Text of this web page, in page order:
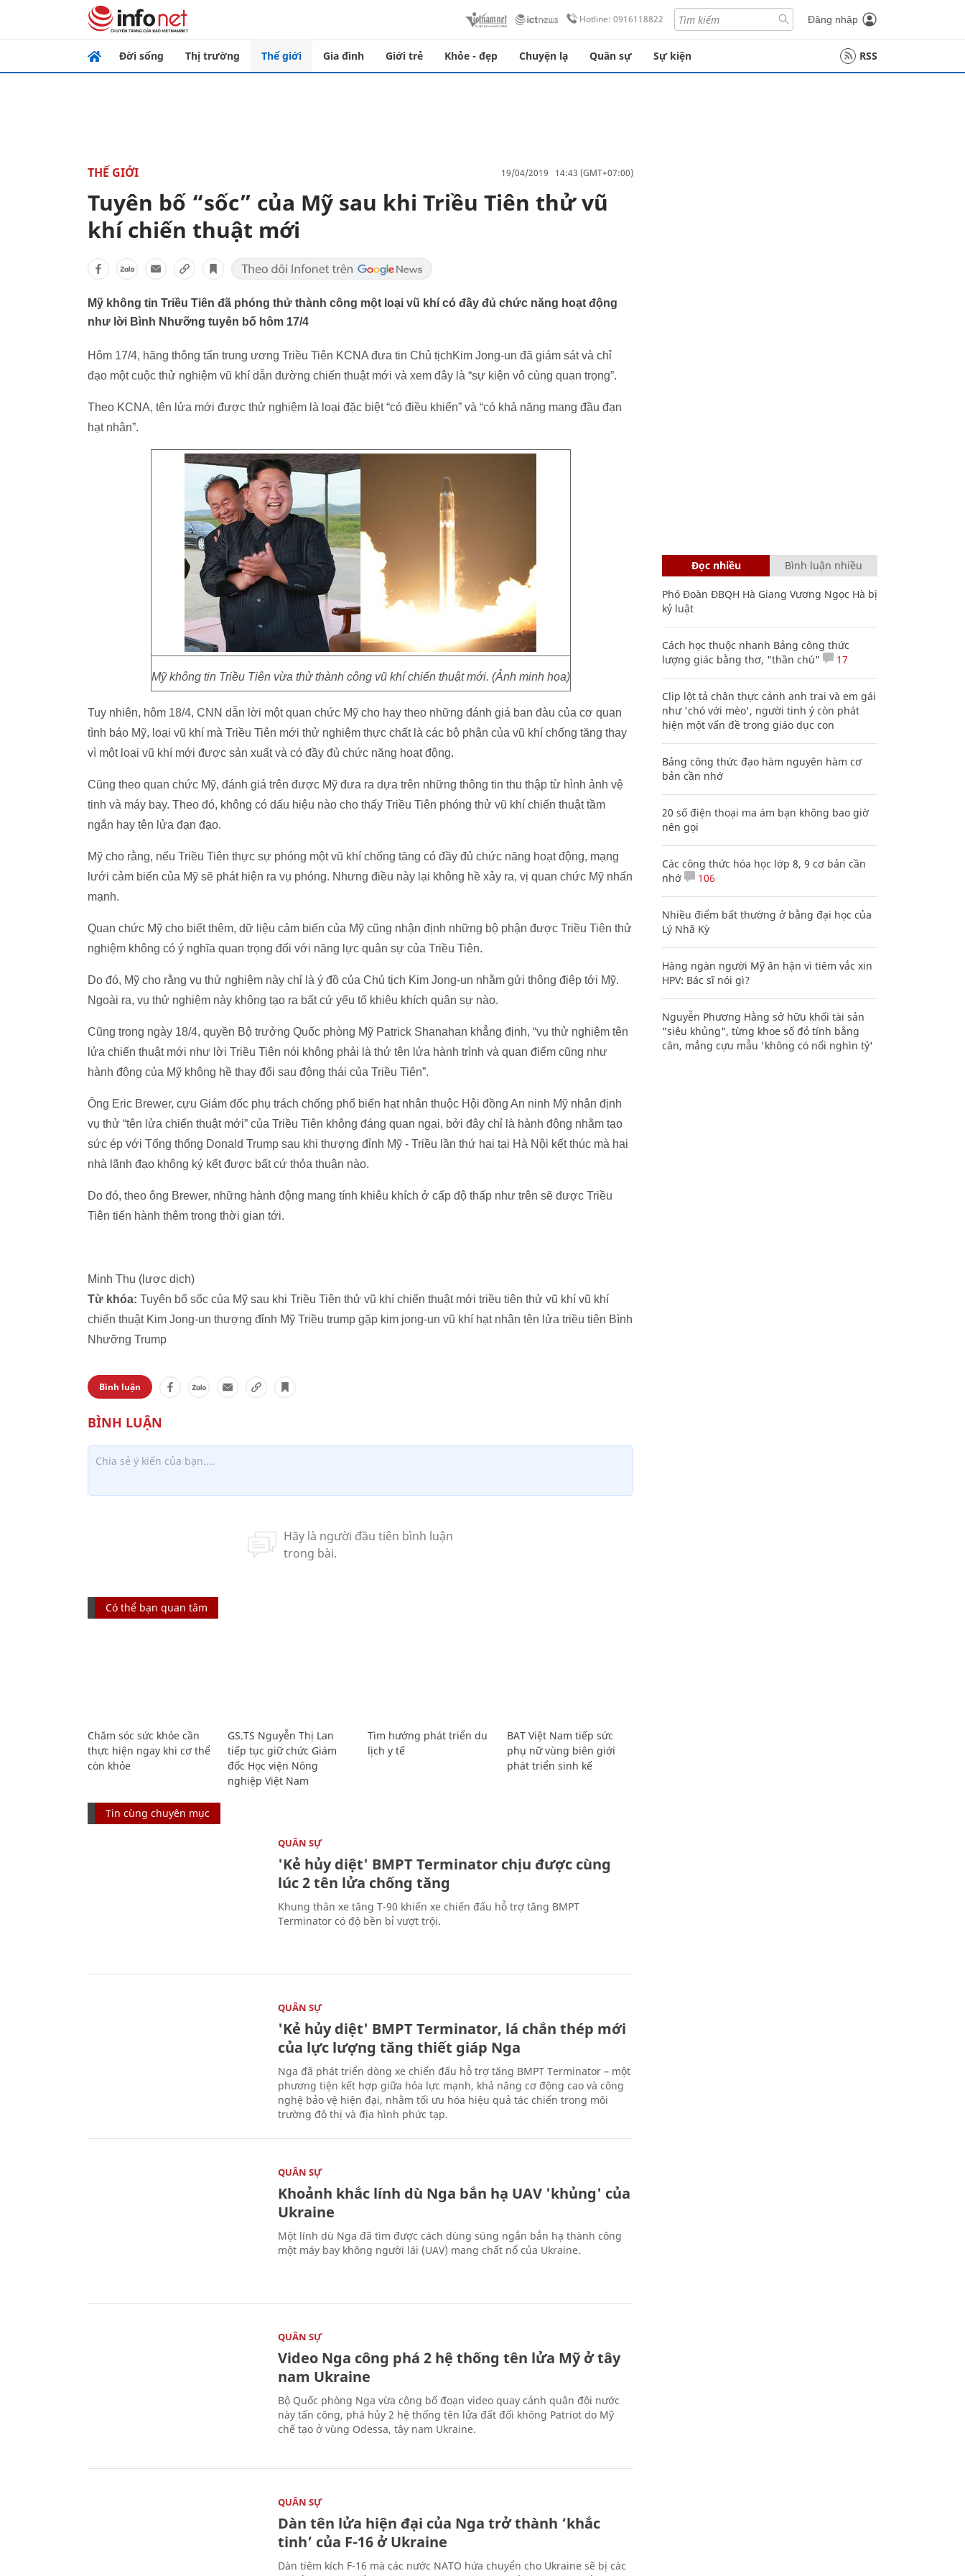
Hotline: 0916118822 Đăng nhập
Đời sống Thị trường Thế giới Gia đình Giới trẻ Khỏe - đẹp Chuyện lạ Quân sự Sự kiện RSS
THẾ GIỚI 19/04/2019 14:43 (GMT+07:00)
Tuyên bố “sốc” của Mỹ sau khi Triều Tiên thử vũ
khí chiến thuật mới
Mỹ không tin Triều Tiên đã phóng thử thành công một loại vũ khí có đầy đủ chức năng hoạt động
như lời Bình Nhưỡng tuyên bố hôm 17/4
Hôm 17/4, hãng thông tấn trung ương Triều Tiên KCNA đưa tin Chủ tịchKim Jong-un đã giám sát và chỉ
đạo một cuộc thử nghiệm vũ khí dẫn đường chiến thuật mới và xem đây là “sự kiện vô cùng quan trọng”.
Theo KCNA, tên lửa mới được thử nghiệm là loại đặc biệt “có điều khiển” và “có khả năng mang đầu đạn
hạt nhân”.
Mỹ không tin Triều Tiên vừa thử thành công vũ khí chiến thuật mới. (Ảnh minh họa)
Tuy nhiên, hôm 18/4, CNN dẫn lời một quan chức Mỹ cho hay theo những đánh giá ban đàu của cơ quan
tình báo Mỹ, loại vũ khí mà Triều Tiên mới thử nghiệm thực chất là các bộ phận của vũ khí chống tăng thay
vì một loại vũ khí mới được sản xuất và có đầy đủ chức năng hoạt động.
Cũng theo quan chức Mỹ, đánh giá trên được Mỹ đưa ra dựa trên những thông tin thu thập từ hình ảnh vệ
tinh và máy bay. Theo đó, không có dấu hiệu nào cho thấy Triều Tiên phóng thử vũ khí chiến thuật tầm
ngắn hay tên lửa đạn đạo.
Mỹ cho rằng, nếu Triều Tiên thực sự phóng một vũ khí chống tăng có đầy đủ chức năng hoạt động, mạng
lưới cảm biến của Mỹ sẽ phát hiện ra vụ phóng. Nhưng điều này lại không hề xảy ra, vị quan chức Mỹ nhấn
mạnh.
Quan chức Mỹ cho biết thêm, dữ liệu cảm biến của Mỹ cũng nhận định những bộ phận được Triều Tiên thử
nghiệm không có ý nghĩa quan trọng đối với năng lực quân sự của Triều Tiên.
Do đó, Mỹ cho rằng vụ thử nghiệm này chỉ là ý đồ của Chủ tịch Kim Jong-un nhằm gửi thông điệp tới Mỹ.
Ngoài ra, vụ thử nghiệm này không tạo ra bất cứ yếu tố khiêu khích quân sự nào.
Cũng trong ngày 18/4, quyền Bộ trưởng Quốc phòng Mỹ Patrick Shanahan khẳng định, “vụ thử nghiệm tên
lửa chiến thuật mới như lời Triều Tiên nói không phải là thử tên lửa hành trình và quan điểm cũng như
hành động của Mỹ không hề thay đổi sau động thái của Triều Tiên”.
Ông Eric Brewer, cựu Giám đốc phụ trách chống phổ biến hạt nhân thuộc Hội đồng An ninh Mỹ nhận định
vụ thử “tên lửa chiến thuật mới” của Triều Tiên không đáng quan ngại, bởi đây chỉ là hành động nhằm tạo
sức ép với Tổng thống Donald Trump sau khi thượng đỉnh Mỹ - Triều lần thứ hai tại Hà Nội kết thúc mà hai
nhà lãnh đạo không ký kết được bất cứ thỏa thuận nào.
Do đó, theo ông Brewer, những hành động mang tính khiêu khích ở cấp độ thấp như trên sẽ được Triều
Tiên tiến hành thêm trong thời gian tới.
Minh Thu (lược dịch)
Từ khóa: Tuyên bố sốc của Mỹ sau khi Triều Tiên thử vũ khí chiến thuật mới triều tiên thử vũ khí vũ khí
chiến thuật Kim Jong-un thượng đỉnh Mỹ Triều trump gặp kim jong-un vũ khí hạt nhân tên lửa triều tiên Bình
Nhưỡng Trump
Bình luận
Có thể bạn quan tâm
Chăm sóc sức khỏe cần
thực hiện ngay khi cơ thể
còn khỏe
GS.TS Nguyễn Thị Lan
tiếp tục giữ chức Giám
đốc Học viện Nông
nghiệp Việt Nam
Tìm hướng phát triển du
lịch y tế
BAT Việt Nam tiếp sức
phụ nữ vùng biên giới
phát triển sinh kế
Tin cùng chuyên mục
QUÂN SỰ
'Kẻ hủy diệt' BMPT Terminator chịu được cùng
lúc 2 tên lửa chống tăng
Khung thân xe tăng T-90 khiến xe chiến đấu hỗ trợ tăng BMPT
Terminator có độ bền bỉ vượt trội.
QUÂN SỰ
'Kẻ hủy diệt' BMPT Terminator, lá chắn thép mới
của lực lượng tăng thiết giáp Nga
Nga đã phát triển dòng xe chiến đấu hỗ trợ tăng BMPT Terminator – một
phương tiện kết hợp giữa hỏa lực mạnh, khả năng cơ động cao và công
nghệ bảo vệ hiện đại, nhằm tối ưu hóa hiệu quả tác chiến trong môi
trường đô thị và địa hình phức tạp.
QUÂN SỰ
Khoảnh khắc lính dù Nga bắn hạ UAV 'khủng' của
Ukraine
Một lính dù Nga đã tìm được cách dùng súng ngắn bắn hạ thành công
một máy bay không người lái (UAV) mang chất nổ của Ukraine.
QUÂN SỰ
Video Nga công phá 2 hệ thống tên lửa Mỹ ở tây
nam Ukraine
Bộ Quốc phòng Nga vừa công bố đoạn video quay cảnh quân đội nước
này tấn công, phá hủy 2 hệ thống tên lửa đất đối không Patriot do Mỹ
chế tạo ở vùng Odessa, tây nam Ukraine.
QUÂN SỰ
Dàn tên lửa hiện đại của Nga trở thành ‘khắc
tinh’ của F-16 ở Ukraine
Dàn tiêm kích F-16 mà các nước NATO hứa chuyển cho Ukraine sẽ bị các
Đọc nhiều Bình luận nhiều
Phó Đoàn ĐBQH Hà Giang Vương Ngọc Hà bị
kỷ luật
Cách học thuộc nhanh Bảng công thức
lượng giác bằng thơ, "thần chú"
17
Clip lột tả chân thực cảnh anh trai và em gái
như 'chó với mèo', người tinh ý còn phát
hiện một vấn đề trong giáo dục con
Bảng công thức đạo hàm nguyên hàm cơ
bản cần nhớ
20 số điện thoại ma ám bạn không bao giờ
nên gọi
Các công thức hóa học lớp 8, 9 cơ bản cần
nhớ
106
Nhiều điểm bất thường ở bằng đại học của
Lý Nhã Kỳ
Hàng ngàn người Mỹ ân hận vì tiêm vắc xin
HPV: Bác sĩ nói gì?
Nguyễn Phương Hằng sở hữu khối tài sản
"siêu khủng", từng khoe sổ đỏ tính bằng
cân, mắng cựu mẫu 'không có nổi nghìn tỷ'